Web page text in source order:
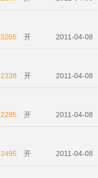
3205 开
2011-04-08
2338 开
2011-04-08
2285 开
2011-04-08
2495 开
2011-04-08